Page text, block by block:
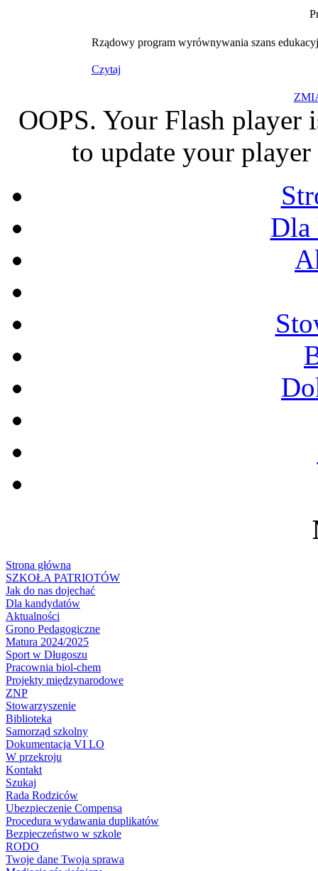
Rządowy program wyrównywania szans
Czytaj
OOPS. Your Flash player
to update your
Dla
Strona główna
SZKOŁA PATRIOTÓW
Jak do nas dojechać
Dla kandydatów
Aktualności
Grono Pedagogiczne
Matura 2024/2025
Sport w Długoszu
Pracownia biol-chem
Projekty międzynarodowe
ZNP
Stowarzyszenie
Biblioteka
Samorząd szkolny
Dokumentacja VI LO
W przekroju
Kontakt
Szukaj
Rada Rodziców
Ubezpieczenie Compensa
Procedura wydawania duplikatów
Bezpieczeństwo w szkole
RODO
Twoje dane Twoja sprawa